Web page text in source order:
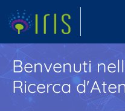
Benvenuti
Ricerca